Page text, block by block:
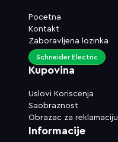
Pocetna
Kontakt
Zaboravljena lozinka
Kupovina
Uslovi Koriscenja
Saobraznost
Obrazac za reklamaciju
Schneider Electric
Informacije